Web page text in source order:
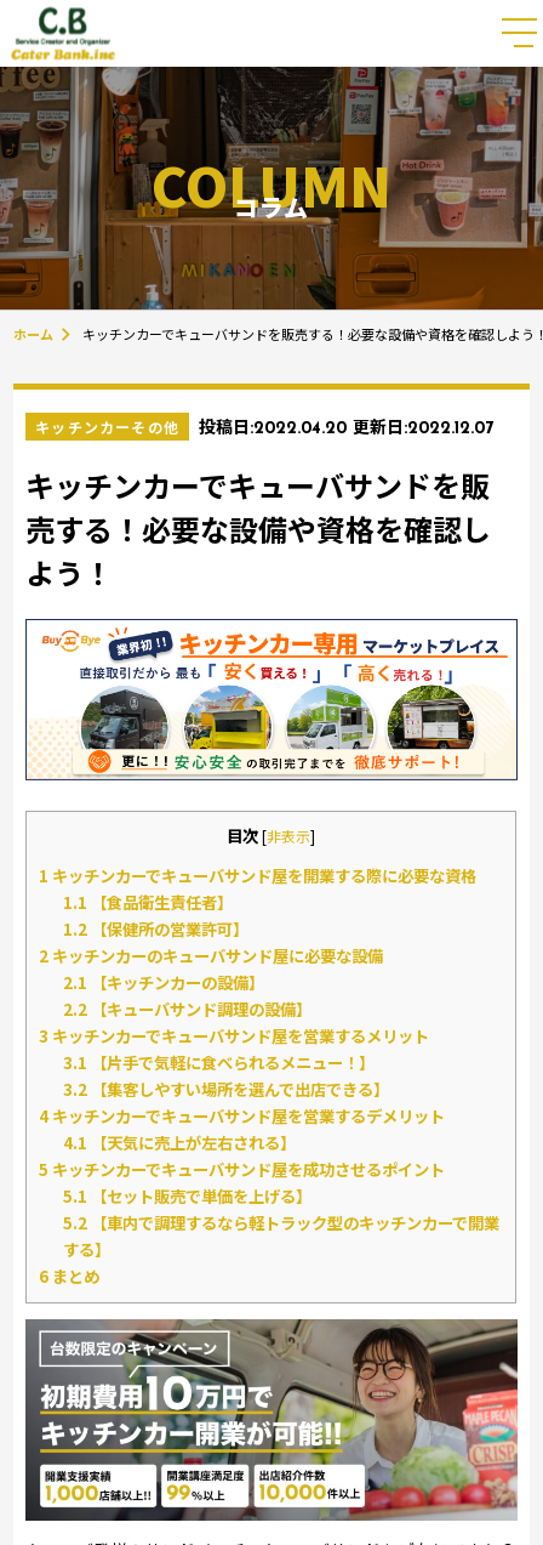
COLUMN
コラム
ホーム キッチンカーでキューバサンドを販売する！必要な設備や資格を確認しよう
キッチンカーその他 投稿日:2022.04.20 更新日:2022.12.07
キッチンカーでキューバサンドを販
売する！必要な設備や資格を確認し
よう！
目次[非表示]
1 キッチンカーでキューバサンド屋を開業する際に必要な資格
1.1 【食品衛生責任者】
1.2 【保健所の営業許可】
2 キッチンカーのキューバサンド屋に必要な設備
2.1 【キッチンカーの設備】
2.2 【キューバサンド調理の設備】
3 キッチンカーでキューバサンド屋を営業するメリット
3.1 【片手で気軽に食べられるメニュー！】
3.2 【集客しやすい場所を選んで出店できる】
4キッチンカーでキューバサンド屋を営業するデメリット
4.1 【天気に売上が左右される】
5 キッチンカーでキューバサンド屋を成功させるポイント
5.1 【セット販売で単価を上げる】
5.2 【車内で調理するなら軽トラック型のキッチンカーで開業
する】
6 まとめ